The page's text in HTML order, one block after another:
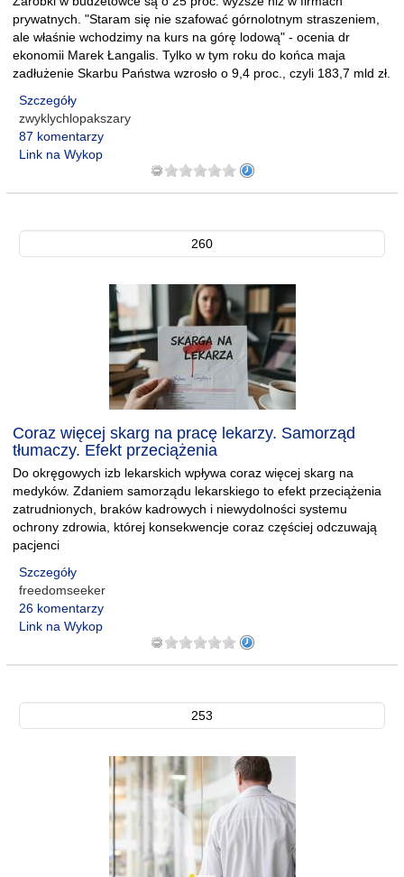
prywatnych. "Staram się nie szafować górnolotnym straszeniem,
ale właśnie wchodzimy na kurs na górę lodową" - ocenia dr
ekonomii Marek Łangalis. Tylko w tym roku do końca maja
zadłużenie Skarbu Państwa wzrosło o 9,4 proc., czyli 183,7 mld zł.
Szczegóły
zwyklychlopakszary
87 komentarzy
Link na Wykop
260
Coraz więcej skarg na pracę lekarzy. Samorząd
tłumaczy. Efekt przeciążenia
Do okręgowych izb lekarskich wpływa coraz więcej skarg na
medyków. Zdaniem samorządu lekarskiego to efekt przeciążenia
zatrudnionych, braków kadrowych i niewydolności systemu
ochrony zdrowia, której konsekwencje coraz częściej odczuwają
pacjenci
Szczegóły
freedomseeker
26 komentarzy
Link na Wykop
253